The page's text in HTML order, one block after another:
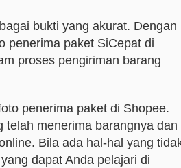
bukti yang akurat. Dengan
penerima paket SiCepat di
proses pengiriman barang
penerima paket di Shopee.
telah menerima barangnya dan
Bila ada hal-hal yang
yang dapat Anda pelajari di